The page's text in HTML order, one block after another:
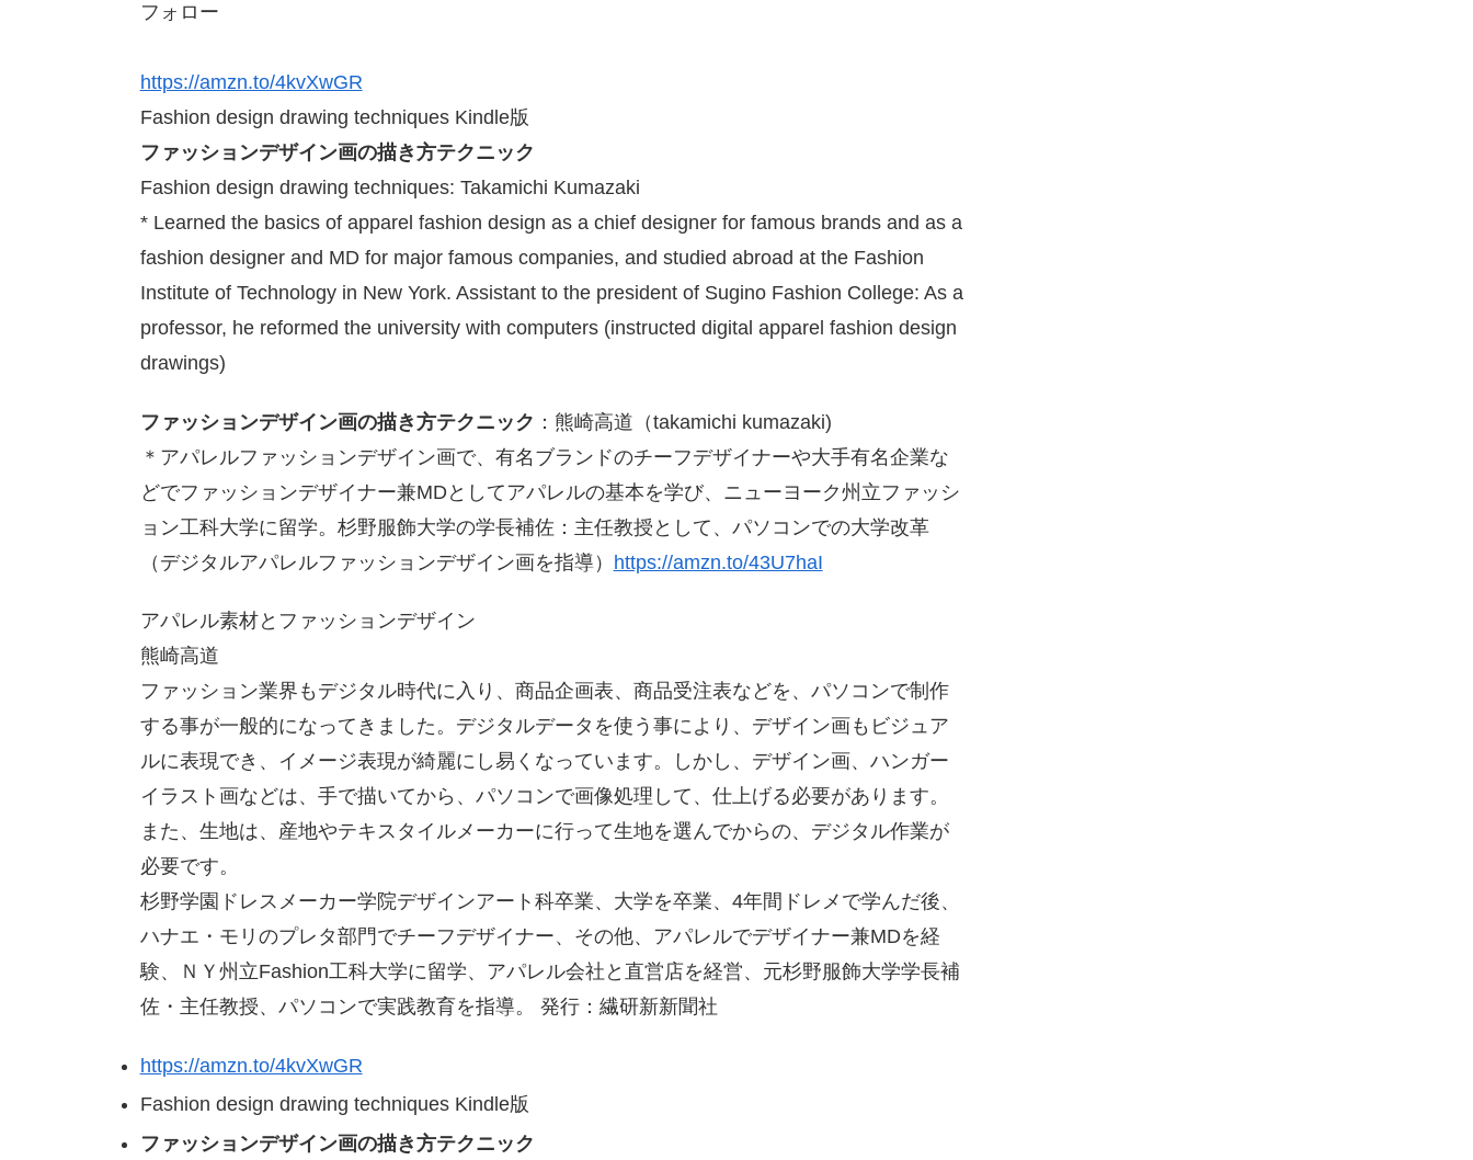
フォロー
https://amzn.to/4kvXwGR
Fashion design drawing techniques Kindle版
ファッションデザイン画の描き方テクニック
Fashion design drawing techniques: Takamichi Kumazaki
* Learned the basics of apparel fashion design as a chief designer for famous brands and as a
fashion designer and MD for major famous companies, and studied abroad at the Fashion
Institute of Technology in New York. Assistant to the president of Sugino Fashion College: As a
professor, he reformed the university with computers (instructed digital apparel fashion design
drawings)
ファッションデザイン画の描き方テクニック ：熊崎高道（takamichi kumazaki)
＊アパレルファッションデザイン画で、有名ブランドのチーフデザイナーや大手有名企業な
どでファッションデザイナー兼MD としてアパレルの基本を学び、ニューヨーク州立ファッシ
ョン工科大学に留学。杉野服飾大学の学長補佐：主任教授として、パソコンでの大学改革
（デジタルアパレルファッションデザイン画を指導） https://amzn.to/43U7haI
アパレル素材とファッションデザイン
熊崎高道
ファッション業界もデジタル時代に入り、商品企画表、商品受注表などを、パソコンで制作
する事が一般的になってきました。デジタルデータを使う事により、デザイン画もビジュア
ルに表現でき、イメージ表現が綺麗にし易くなっています。しかし、デザイン画、ハンガー
イラスト画などは、手で描いてから、パソコンで画像処理して、仕上げる必要があります。
また、生地は、産地やテキスタイルメーカーに行って生地を選んでからの、デジタル作業が
必要です。
杉野学園ドレスメーカー学院デザインアート科卒業、大学を卒業、 4年間ドレメで学んだ後、
ハナエ・モリのプレタ部門でチーフデザイナー、その他、アパレルでデザイナー兼MDを経
験、ＮＹ州立Fashion工科大学に留学、アパレル会社と直営店を経営、元杉野服飾大学学長補
佐・主任教授、パソコンで実践教育を指導。
発行：繊研新新聞社
https://amzn.to/4kvXwGR
Fashion design drawing techniques Kindle版
ファッションデザイン画の描き方テクニック